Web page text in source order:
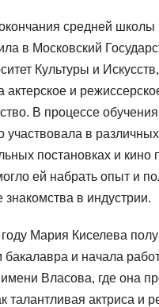
средней
в Московский
Культуры и
актерское и
В процессе
участвовала в различных
постановках и кино
ей набрать опыт и
знакомства в индустрии.
Мария Киселева
бакалавра и начала
имени Власова, где она
талантливая актриса и